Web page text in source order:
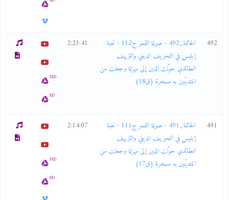
492
الخاتمة_492 - صولة القمر ج112 - لعبة
إبليس في التحريف الديني والتزييف
العقائدي حوّلت الدين إلى مهزلة وجعلت من
المتديّنين به مسخرة (ق18)
2:23:41
HD
SD
491
الخاتمة_491 - صولة القمر ج111 - لعبة
إبليس في التحريف الديني والتزييف
العقائدي حوّلت الدين إلى مهزلة وجعلت من
المتديّنين به مسخرة (ق17)
2:14:07
HD
SD